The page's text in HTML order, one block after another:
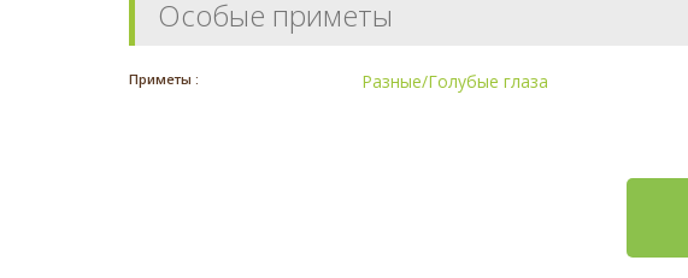
Особые приметы
Приметы : Разные/Голубые глаза